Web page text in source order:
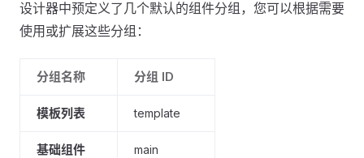
设计器中预定义了几个默认的组件分组，您可以根据需要
使用或扩展这些分组：
分组名称 分组 ID
模板列表 template
基础组件 main